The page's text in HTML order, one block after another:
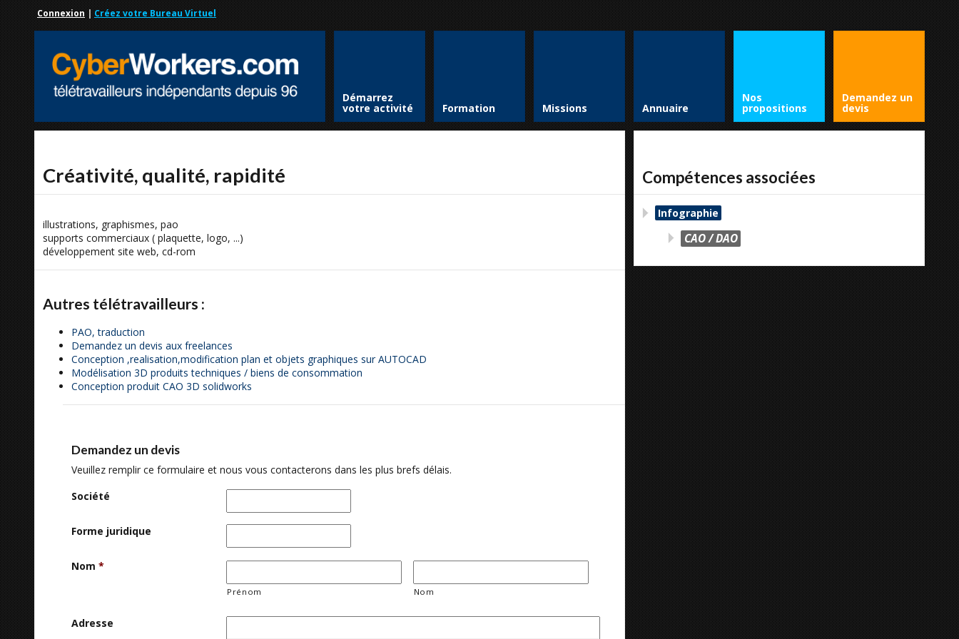
Connexion | Créez votre Bureau Virtuel
Démarrez
votre activité Formation Missions Annuaire
Nos
propositions
Demandez un
devis
Créativité, qualité, rapidité
illustrations, graphismes, pao
supports commerciaux ( plaquette, logo, ...)
développement site web, cd-rom
Autres télétravailleurs :
PAO, traduction
Demandez un devis aux freelances
Conception ,realisation,modification plan et objets graphiques sur AUTOCAD
Modélisation 3D produits techniques / biens de consommation
Conception produit CAO 3D solidworks
Demandez un devis
Veuillez remplir ce formulaire et nous vous contacterons dans les plus brefs délais.
Société
Forme juridique
Nom *
Prénom Nom
Adresse
Compétences associées
Infographie
CAO / DAO